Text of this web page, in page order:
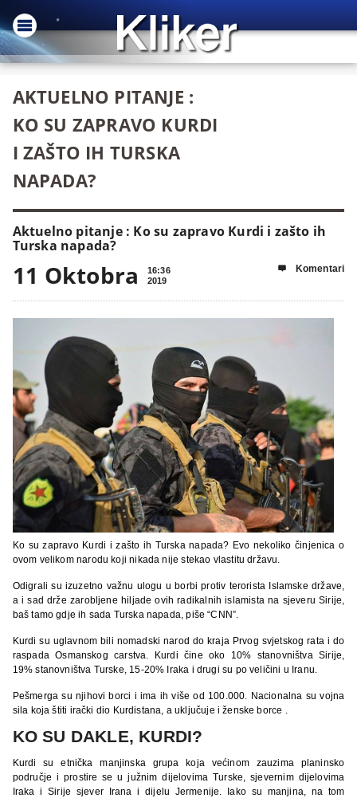
AKTUELNO PITANJE :
KO SU ZAPRAVO KURDI
I ZAŠTO IH TURSKA
NAPADA?
Aktuelno pitanje : Ko su zapravo Kurdi i zašto ih
Turska napada?
11 Oktobra
16:36
2019
 Komentari
Ko su zapravo Kurdi i zašto ih Turska napada? Evo nekoliko činjenica o
ovom velikom narodu koji nikada nije stekao vlastitu državu.
Odigrali su izuzetno važnu ulogu u borbi protiv terorista Islamske države,
a i sad drže zarobljene hiljade ovih radikalnih islamista na sjeveru Sirije,
baš tamo gdje ih sada Turska napada, piše “CNN”.
Kurdi su uglavnom bili nomadski narod do kraja Prvog svjetskog rata i do
raspada Osmanskog carstva. Kurdi čine oko 10% stanovništva Sirije,
19% stanovništva Turske, 15-20% Iraka i drugi su po veličini u Iranu.
Pešmerga su njihovi borci i ima ih više od 100.000. Nacionalna su vojna
sila koja štiti irački dio Kurdistana, a uključuje i ženske borce .
KO SU DAKLE, KURDI?
Kurdi su etnička manjinska grupa koja većinom zauzima planinsko
područje i prostire se u južnim dijelovima Turske, sjevernim dijelovima
Iraka i Sirije sjever Irana i dijelu Jermenije. Iako su manjina, na tom